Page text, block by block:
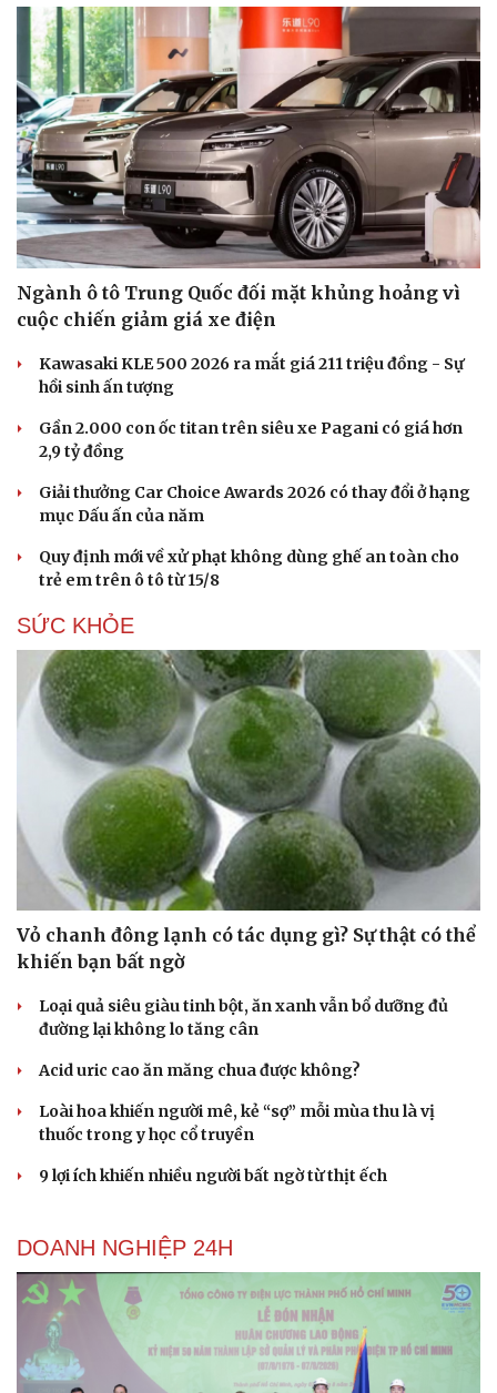
Văn hóa
Sân khấu - Điện ảnh
Văn học
Âm nhạc
Di sản
Giải trí
Nghệ sĩ
Thời trang
Sao Việt
Ngành ô tô Trung Quốc đối mặt khủng hoảng vì
cuộc chiến giảm giá xe điện
Kawasaki KLE 500 2026 ra mắt giá 211 triệu đồng - Sự
hồi sinh ấn tượng
Gần 2.000 con ốc titan trên siêu xe Pagani có giá hơn
2,9 tỷ đồng
Giải thưởng Car Choice Awards 2026 có thay đổi ở hạng
mục Dấu ấn của năm
Quy định mới về xử phạt không dùng ghế an toàn cho
trẻ em trên ô tô từ 15/8
SỨC KHỎE
Vỏ chanh đông lạnh có tác dụng gì? Sự thật có thể
khiến bạn bất ngờ
Loại quả siêu giàu tinh bột, ăn xanh vẫn bổ dưỡng đủ
đường lại không lo tăng cân
Acid uric cao ăn măng chua được không?
Loài hoa khiến người mê, kẻ “sợ” mỗi mùa thu là vị
thuốc trong y học cổ truyền
9 lợi ích khiến nhiều người bất ngờ từ thịt ếch
DOANH NGHIỆP 24H